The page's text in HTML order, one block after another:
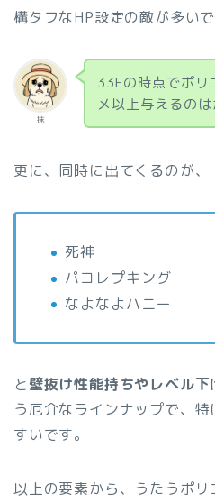
構タフなHP設定の敵が多い
抹
33Fの時点でポ
メ以上与えるの
更に、同時に出てくるのが、
死神
パコレプキング
なよなよハニー
と壁抜け性能持ちやレベル
う厄介なラインナップで、
すいです。
以上の要素から、うたうポ